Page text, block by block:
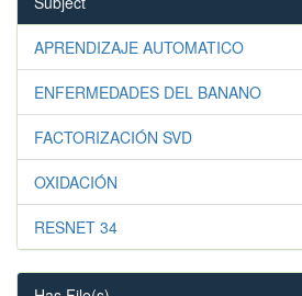
APRENDIZAJE AUTOMATICO
ENFERMEDADES DEL BANANO
FACTORIZACIÓN SVD
OXIDACIÓN
RESNET 34